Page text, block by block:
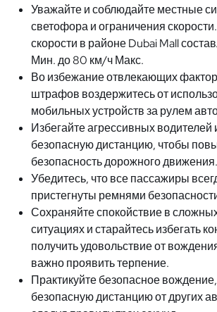
Уважайте и соблюдайте местные
светофора и ограничения
скорости в районе Dubai Mall
Мин. до 80 км/ч Макс.
Во избежание отвлекающих
штрафов воздержитесь от
мобильных устройств за рулем
Избегайте агрессивных водителей
безопасную дистанцию, чтобы
безопасность дорожного движения.
Убедитесь, что все пассажиры
пристегнуты ремнями
Сохраняйте спокойствие в
ситуациях и старайтесь избегать
получить удовольствие от
важно проявить терпение.
Практикуйте безопасное
безопасную дистанцию ​​от других